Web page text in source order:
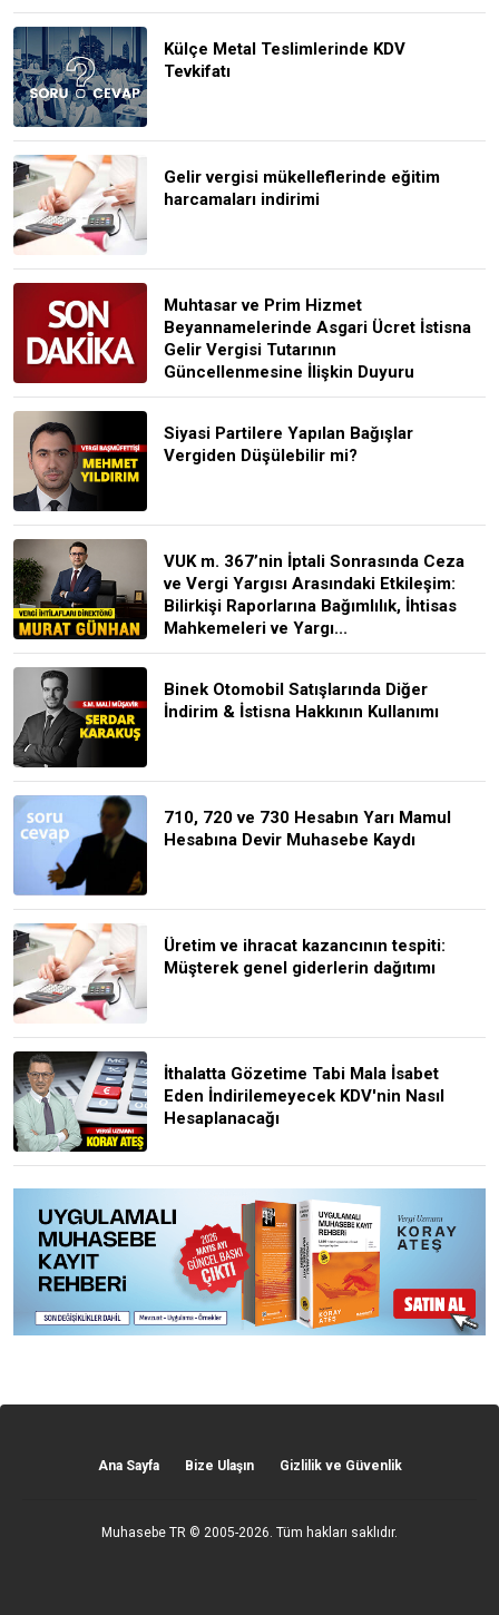
Külçe Metal Teslimlerinde KDV
Tevkifatı
Gelir vergisi mükelleflerinde eğitim
harcamaları indirimi
Muhtasar ve Prim Hizmet
Beyannamelerinde Asgari Ücret İstisna
Gelir Vergisi Tutarının
Güncellenmesine İlişkin Duyuru
Siyasi Partilere Yapılan Bağışlar
Vergiden Düşülebilir mi?
VUK m. 367’nin İptali Sonrasında Ceza
ve Vergi Yargısı Arasındaki Etkileşim:
Bilirkişi Raporlarına Bağımlılık, İhtisas
Mahkemeleri ve Yargı...
Binek Otomobil Satışlarında Diğer
İndirim & İstisna Hakkının Kullanımı
710, 720 ve 730 Hesabın Yarı Mamul
Hesabına Devir Muhasebe Kaydı
Üretim ve ihracat kazancının tespiti:
Müşterek genel giderlerin dağıtımı
İthalatta Gözetime Tabi Mala İsabet
Eden İndirilemeyecek KDV'nin Nasıl
Hesaplanacağı
Ana Sayfa Bize Ulaşın Gizlilik ve Güvenlik
Muhasebe TR © 2005-2026. Tüm hakları saklıdır.